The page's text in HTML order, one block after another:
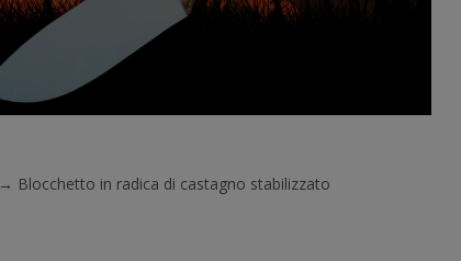
→ Blocchetto in radica di castagno stabilizzato